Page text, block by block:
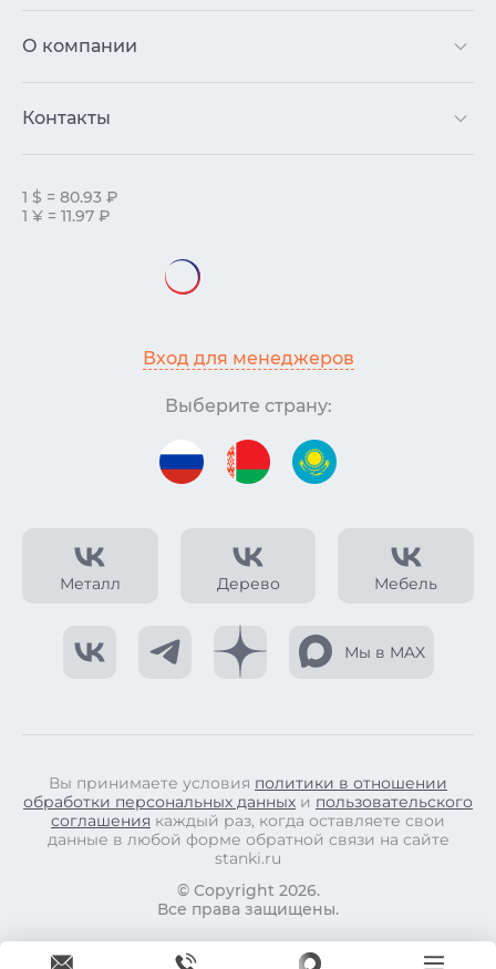
Металл Дерево Мебель
Мы в MAX
О компании
Контакты
1 $ = 80.93 ₽
1 ¥ = 11.97 ₽
Вход для менеджеров
Выберите страну:
Вы принимаете условия политики в отношении
обработки персональных данных и пользовательского
соглашения каждый раз, когда оставляете свои
данные в любой форме обратной связи на сайте
stanki.ru
© Copyright 2026.
Все права защищены.